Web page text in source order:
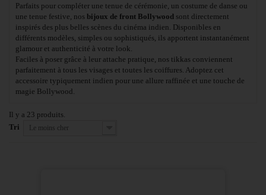
Parfaits pour compléter une tenue de cérémonie, un costume de danse ou
une tenue festive, nos bijoux de front Bollywood sont directement
inspirés des plus belles scènes du cinéma indien. Disponibles en
différents modèles, simples ou sophistiqués, ils apportent instantanément
glamour et authenticité à votre look.
Faciles à poser grâce à leur attache pratique, nos tikkas conviennent
parfaitement à tous les visages et toutes les coiffures. Adoptez cet
accessoire typiquement indien pour une allure raffinée et une touche de
magie Bollywood.
Il y a 23 produits.
Tri
Le moins cher